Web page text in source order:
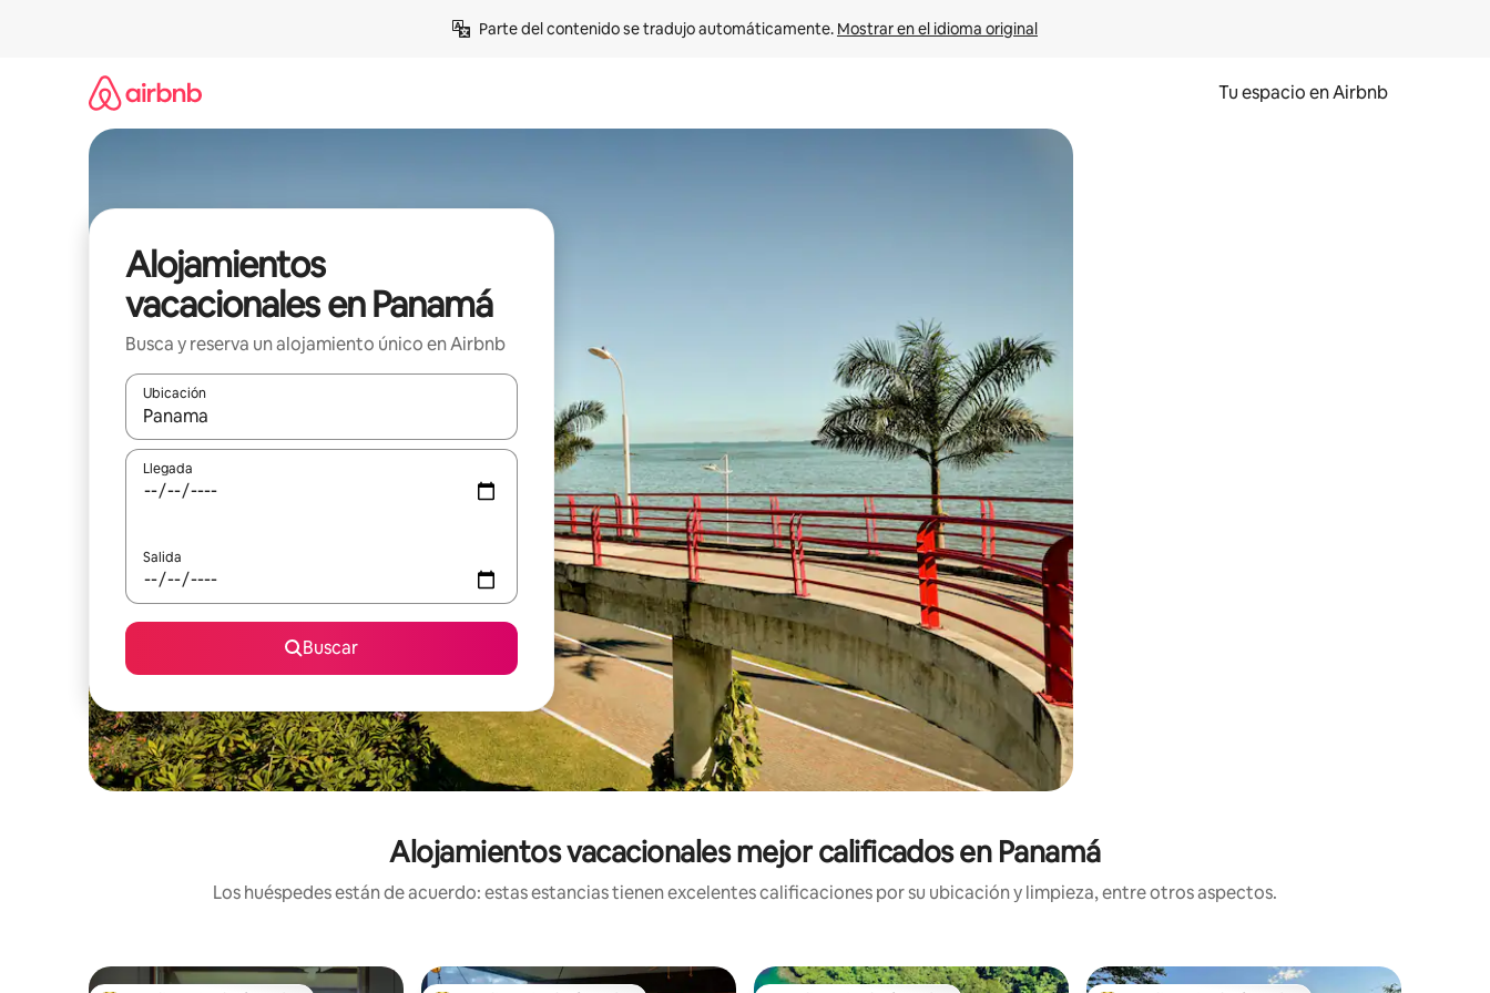
Parte del contenido se tradujo automáticamente. Mostrar en el idioma original
Tu espacio en Airbnb
Alojamientos
vacacionales en Panamá
Busca y reserva un alojamiento único en Airbnb
Ubicación
Cuando los resultados estén disponibles, podrás navegar usando las teclas de las flechas hacia arriba y hacia abajo, o bien tocando y deslizando la pantalla.
Llegada
Salida
Buscar
Alojamientos vacacionales mejor calificados en Panamá
Los huéspedes están de acuerdo: estas estancias tienen excelentes calificaciones por su ubicación y limpieza, entre otros aspectos.